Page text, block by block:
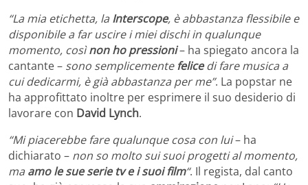
“La mia etichetta, la Interscope, è abbastanza flessibile e
disponibile a far uscire i miei dischi in qualunque
momento, cosìnon ho pressioni– ha spiegato ancora la
cantante – sono semplicementefelicedi fare musica a
cui dedicarmi, è già abbastanza per me”. La popstar ne
ha approfittato inoltre per esprimere il suo desiderio di
lavorare con David Lynch.
“Mi piacerebbe fare qualunque cosa con lui– ha
dichiarato – non so molto sui suoi progetti al momento,
ma amo le sue serie tv e i suoi film“. Il regista, dal canto